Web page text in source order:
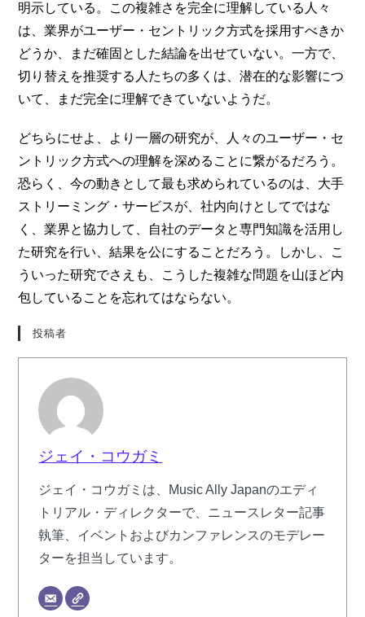
明示している。この複雑さを完全に理解している人々
は、業界がユーザー・セントリック方式を採用すべきか
どうか、まだ確固とした結論を出せていない。一方で、
切り替えを推奨する人たちの多くは、潜在的な影響につ
いて、まだ完全に理解できていないようだ。
どちらにせよ、より一層の研究が、人々のユーザー・セ
ントリック方式への理解を深めることに繋がるだろう。
恐らく、今の動きとして最も求められているのは、大手
ストリーミング・サービスが、社内向けとしてではな
く、業界と協力して、自社のデータと専門知識を活用し
た研究を行い、結果を公にすることだろう。しかし、こ
ういった研究でさえも、こうした複雑な問題を山ほど内
包していることを忘れてはならない。
投稿者
ジェイ・コウガミ
ジェイ・コウガミは、Music Ally Japanのエディ
トリアル・ディレクターで、ニュースレター記事
執筆、イベントおよびカンファレンスのモデレー
ターを担当しています。